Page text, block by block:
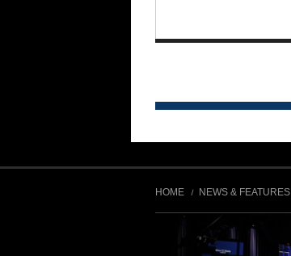
HOME NEWS & FEATURES